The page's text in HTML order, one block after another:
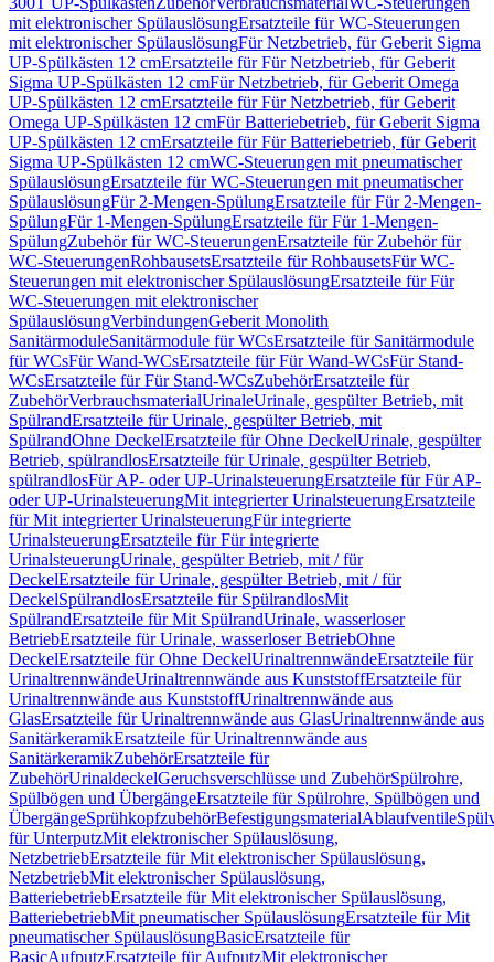
mit elektronischer SpülauslösungErsatzteile für WC-Steuerungen
mit elektronischer SpülauslösungFür Netzbetrieb, für Geberit Sigma
UP-Spülkästen 12 cmErsatzteile für Für Netzbetrieb, für Geberit
Sigma UP-Spülkästen 12 cmFür Netzbetrieb, für Geberit Omega
UP-Spülkästen 12 cmErsatzteile für Für Netzbetrieb, für Geberit
Omega UP-Spülkästen 12 cmFür Batteriebetrieb, für Geberit Sigma
UP-Spülkästen 12 cmErsatzteile für Für Batteriebetrieb, für Geberit
Sigma UP-Spülkästen 12 cmWC-Steuerungen mit pneumatischer
SpülauslösungErsatzteile für WC-Steuerungen mit pneumatischer
SpülauslösungFür 2-Mengen-SpülungErsatzteile für Für 2-Mengen-
SpülungFür 1-Mengen-SpülungErsatzteile für Für 1-Mengen-
SpülungZubehör für WC-SteuerungenErsatzteile für Zubehör für
WC-SteuerungenRohbausetsErsatzteile für RohbausetsFür WC-
Steuerungen mit elektronischer SpülauslösungErsatzteile für Für
WC-Steuerungen mit elektronischer
SpülauslösungVerbindungenGeberit Monolith
SanitärmoduleSanitärmodule für WCsErsatzteile für Sanitärmodule
für WCsFür Wand-WCsErsatzteile für Für Wand-WCsFür Stand-
WCsErsatzteile für Für Stand-WCsZubehörErsatzteile für
ZubehörVerbrauchsmaterialUrinaleUrinale, gespülter Betrieb, mit
SpülrandErsatzteile für Urinale, gespülter Betrieb, mit
SpülrandOhne DeckelErsatzteile für Ohne DeckelUrinale, gespülter
Betrieb, spülrandlosErsatzteile für Urinale, gespülter Betrieb,
spülrandlosFür AP- oder UP-UrinalsteuerungErsatzteile für Für AP-
oder UP-UrinalsteuerungMit integrierter UrinalsteuerungErsatzteile
für Mit integrierter UrinalsteuerungFür integrierte
UrinalsteuerungErsatzteile für Für integrierte
UrinalsteuerungUrinale, gespülter Betrieb, mit / für
DeckelErsatzteile für Urinale, gespülter Betrieb, mit / für
DeckelSpülrandlosErsatzteile für SpülrandlosMit
SpülrandErsatzteile für Mit SpülrandUrinale, wasserloser
BetriebErsatzteile für Urinale, wasserloser BetriebOhne
DeckelErsatzteile für Ohne DeckelUrinaltrennwändeErsatzteile für
UrinaltrennwändeUrinaltrennwände aus KunststoffErsatzteile für
Urinaltrennwände aus KunststoffUrinaltrennwände aus
GlasErsatzteile für Urinaltrennwände aus GlasUrinaltrennwände aus
SanitärkeramikErsatzteile für Urinaltrennwände aus
SanitärkeramikZubehörErsatzteile für
ZubehörUrinaldeckelGeruchsverschlüsse und ZubehörSpülrohre,
Spülbögen und ÜbergängeErsatzteile für Spülrohre, Spülbögen und
ÜbergängeSprühkopfzubehörBefestigungsmaterialAblaufventile
für UnterputzMit elektronischer Spülauslösung,
NetzbetriebErsatzteile für Mit elektronischer Spülauslösung,
NetzbetriebMit elektronischer Spülauslösung,
BatteriebetriebErsatzteile für Mit elektronischer Spülauslösung,
BatteriebetriebMit pneumatischer SpülauslösungErsatzteile für Mit
pneumatischer SpülauslösungBasicErsatzteile für
BasicAufputzErsatzteile für AufputzMit elektronischer